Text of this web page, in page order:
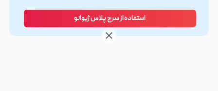
استفاده از سرچ پلاس ژیوانو